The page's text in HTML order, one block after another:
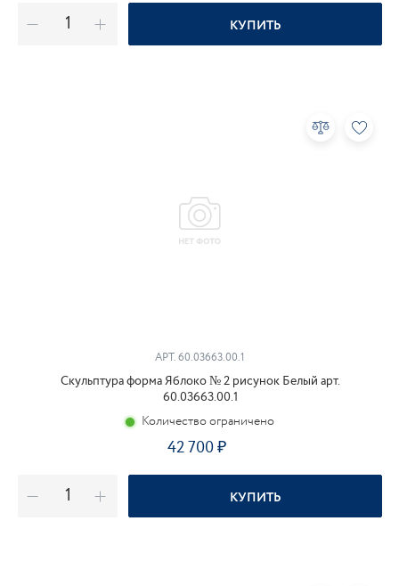
КУПИТЬ
АРТ.60.03663.00.1
Скульптура форма Яблоко № 2 рисунок Белый арт.
60.03663.00.1
Количество ограничено
42 700
КУПИТЬ